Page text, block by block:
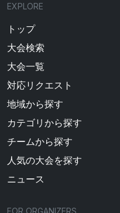
EXPLORE
トップ
大会検索
大会一覧
対応リクエスト
地域から探す
カテゴリから探す
チームから探す
人気の大会を探す
ニュース
FOR ORGANIZERS